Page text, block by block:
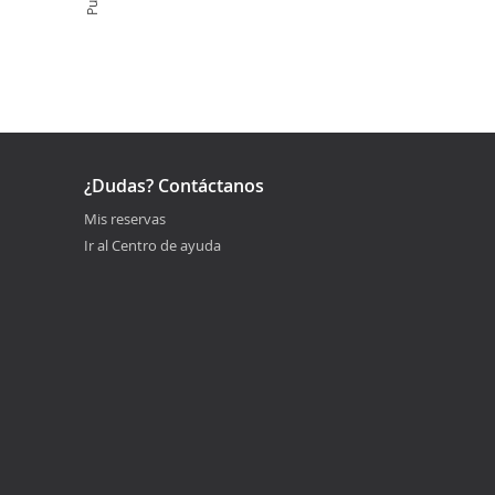
¿Dudas? Contáctanos
Mis reservas
Ir al Centro de ayuda